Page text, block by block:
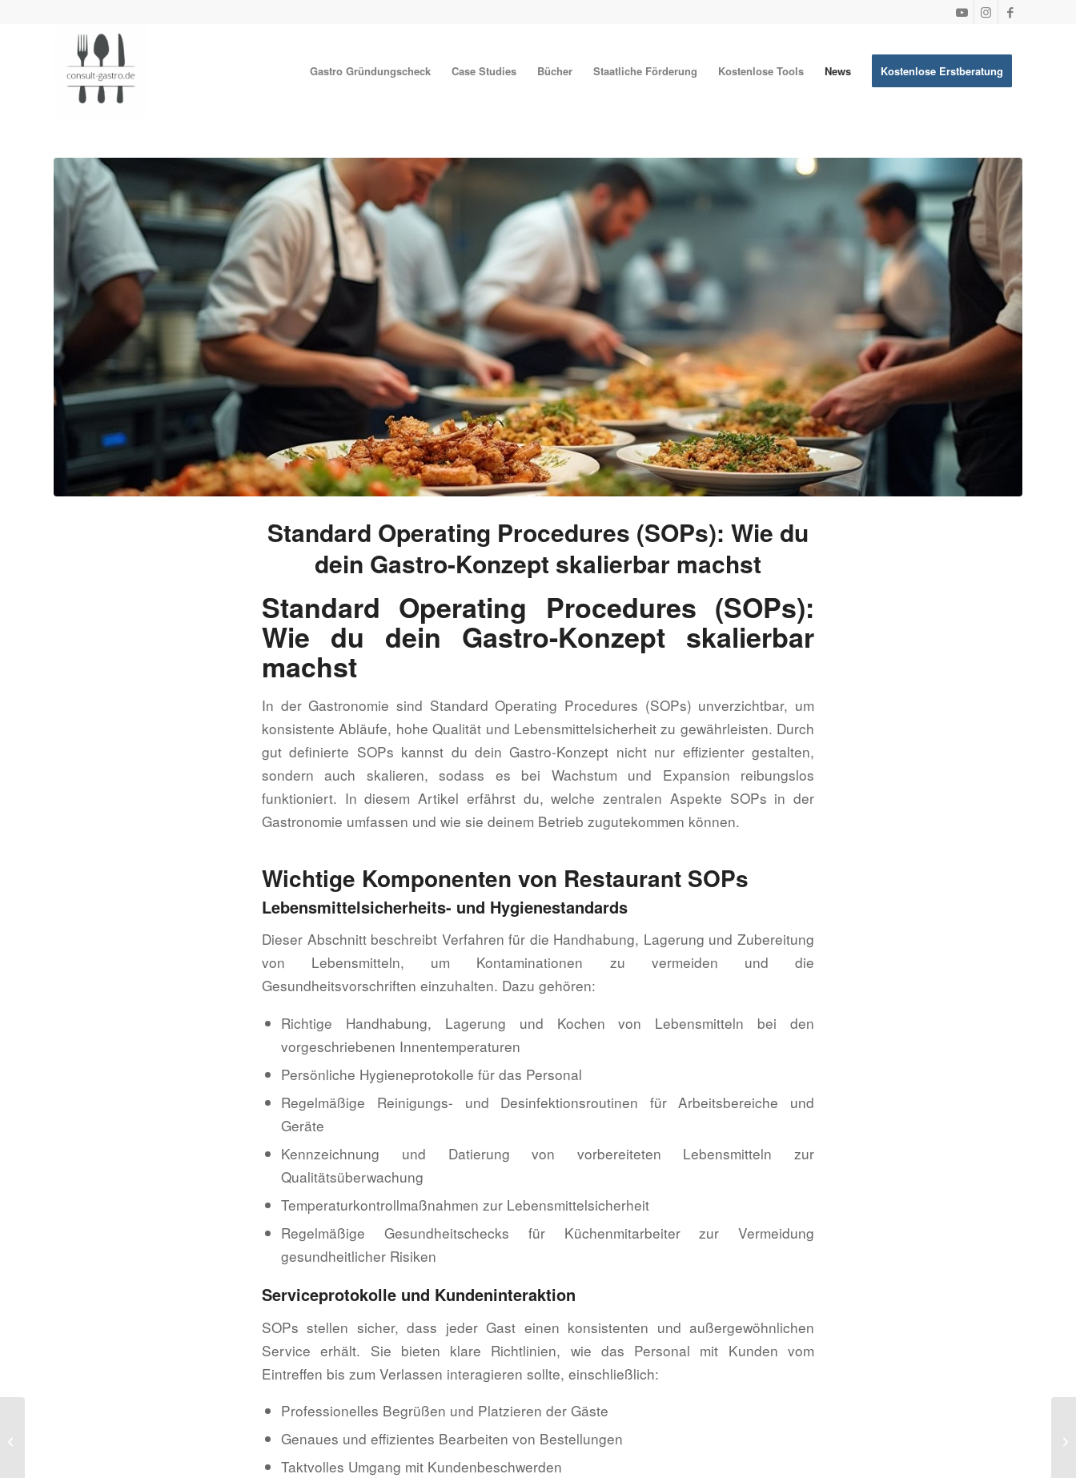
Gastro Gründungscheck Case Studies Bücher Staatliche Förderung Kostenlose Tools News Kostenlose Erstberatung
Standard Operating Procedures (SOPs): Wie du
dein Gastro-Konzept skalierbar machst
Standard Operating Procedures (SOPs):
Wie du dein Gastro-Konzept skalierbar
machst
In der Gastronomie sind Standard Operating Procedures (SOPs) unverzichtbar, um
konsistente Abläufe, hohe Qualität und Lebensmittelsicherheit zu gewährleisten. Durch
gut definierte SOPs kannst du dein Gastro-Konzept nicht nur effizienter gestalten,
sondern auch skalieren, sodass es bei Wachstum und Expansion reibungslos
funktioniert. In diesem Artikel erfährst du, welche zentralen Aspekte SOPs in der
Gastronomie umfassen und wie sie deinem Betrieb zugutekommen können.
Wichtige Komponenten von Restaurant SOPs
Lebensmittelsicherheits- und Hygienestandards
Dieser Abschnitt beschreibt Verfahren für die Handhabung, Lagerung und Zubereitung
von Lebensmitteln, um Kontaminationen zu vermeiden und die
Gesundheitsvorschriften einzuhalten. Dazu gehören:
Richtige Handhabung, Lagerung und Kochen von Lebensmitteln bei den
vorgeschriebenen Innentemperaturen
Persönliche Hygieneprotokolle für das Personal
Regelmäßige Reinigungs- und Desinfektionsroutinen für Arbeitsbereiche und
Geräte
Kennzeichnung und Datierung von vorbereiteten Lebensmitteln zur
Qualitätsüberwachung
Temperaturkontrollmaßnahmen zur Lebensmittelsicherheit
Regelmäßige Gesundheitschecks für Küchenmitarbeiter zur Vermeidung
gesundheitlicher Risiken
Serviceprotokolle und Kundeninteraktion
SOPs stellen sicher, dass jeder Gast einen konsistenten und außergewöhnlichen
Service erhält. Sie bieten klare Richtlinien, wie das Personal mit Kunden vom
Eintreffen bis zum Verlassen interagieren sollte, einschließlich:
Professionelles Begrüßen und Platzieren der Gäste
Genaues und effizientes Bearbeiten von Bestellungen
Taktvolles Umgang mit Kundenbeschwerden